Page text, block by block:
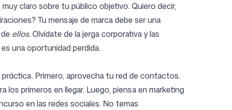
claro sobre tu público objetivo. Quiero decir,
Tu mensaje de marca debe ser una
ellos. Olvídate de la jerga corporativa y las
una oportunidad perdida.
Primero, aprovecha tu red de contactos.
primeros en llegar. Luego, piensa en marketing
en las redes sociales. No temas